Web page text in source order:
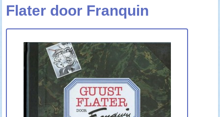
Flater door Franquin